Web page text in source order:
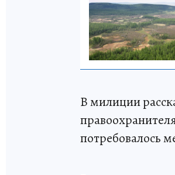
В милиции
потребовалось